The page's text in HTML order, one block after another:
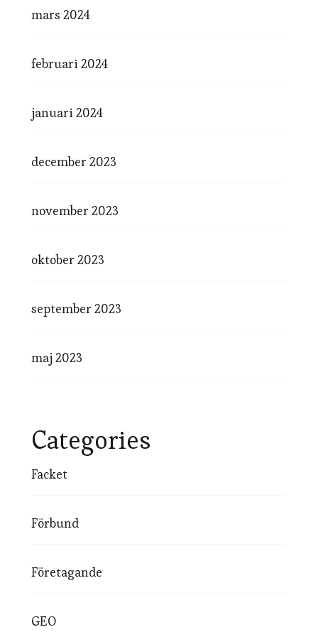
mars 2024
februari 2024
januari 2024
december 2023
november 2023
oktober 2023
september 2023
maj 2023
Categories
Facket
Förbund
Företagande
GEO